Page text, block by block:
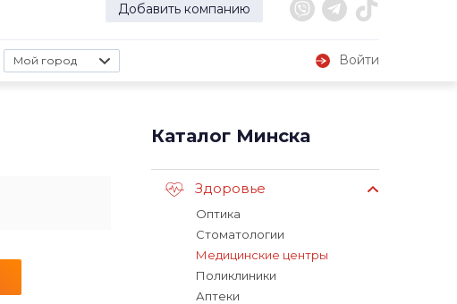
Добавить компанию
Мой город
Войти
Каталог Минска
Здоровье
Оптика
Стоматологии
Медицинские центры
Поликлиники
Аптеки